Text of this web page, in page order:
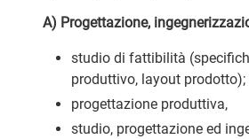
A) Progettazione,
studio di fattibilità
produttivo, layout prodotto);
progettazione produttiva,
studio, progettazione ed